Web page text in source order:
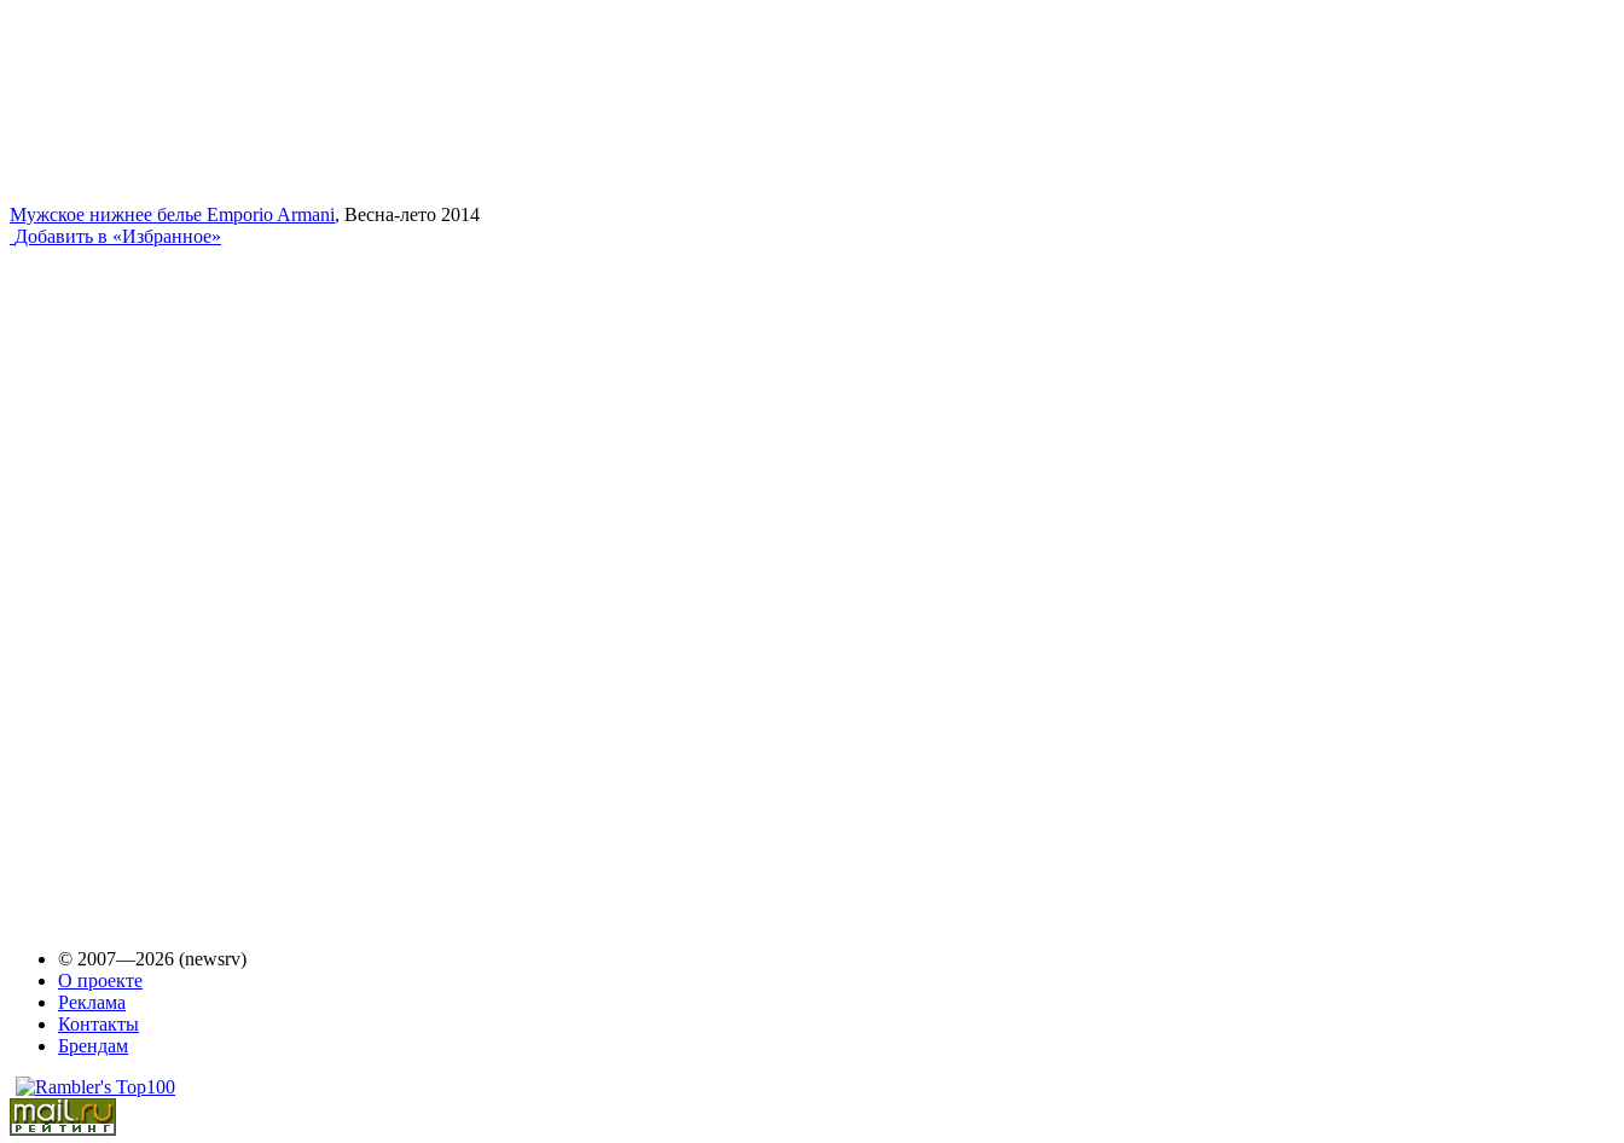
Мужское нижнее белье Emporio Armani, Весна-лето 2014
Добавить в «Избранное»
© 2007—2026 (newsrv)
О проекте
Реклама
Контакты
Брендам